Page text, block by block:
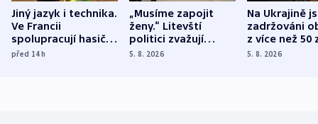
Jiný jazyk i technika.
Ve Francii
spolupracují hasiči z
různých zemí
před 14h
„Musíme zapojit
ženy.“ Litevští
politici zvažují
dohodu o
5. 8. 2026
Na Ukrajině
zadržováni
z více než 50
Bojovali na
5. 8. 2026